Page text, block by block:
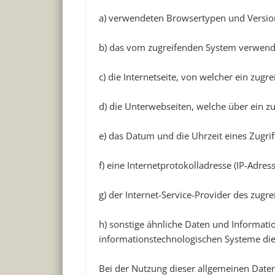
a) verwendeten Browsertypen und
b) das vom zugreifenden System
c) die Internetseite, von welcher ein
d) die Unterwebseiten, welche über ein
e) das Datum und die Uhrzeit eines
f) eine Internetprotokolladresse (IP-
g) der Internet-Service-Provider des
h) sonstige ähnliche Daten und
informationstechnologischen Systeme
Bei der Nutzung dieser allgemeinen